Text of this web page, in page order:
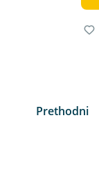
Prethodni